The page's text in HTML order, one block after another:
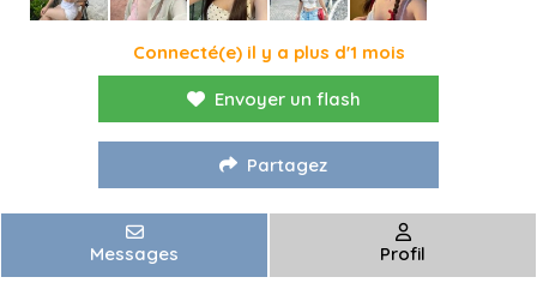
Connecté(e) il y a plus d'1 mois
Envoyer un flash
Partagez
Messages Profil